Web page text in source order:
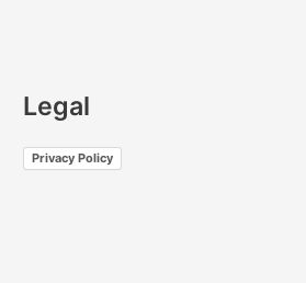
Legal
Privacy Policy